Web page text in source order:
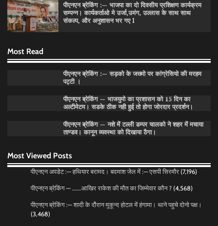
पीएनएन ब्रेकिंग :— भाजपा का दो दिवसीय प्रशिक्षण कार्यक्रम
सम्पन्न। कार्यकर्ताओ मे उर्जा,उमंग, उल्लास के साथ साथ
संकल्प, और अनुशासन भर गए l
Most Read
पीएनएन ब्रेकिंग :— सड़को के जख्मो पर कांग्रेसियो की मरहम
पट्टी ।
पीएनएन ब्रेकिंग — भाजयुमो का प्रशासन को 15 दिन का
अल्टीमेटम। सडके ठीक नही हुई तो होगा जोरदार प्रदर्शन।
पीएनएन ब्रेकिंग — नशे में टल्ली डम्पर चालको ने शहर में मचाया
ताण्डव। कानून व्यवस्था को दिखाया ठैगा।
Most Viewed Posts
पीएनएन अपडेट :— हथियार बरामद। बदमाश जेल में :— एसपी सिरमौर (7,196)
पीएनएन ब्रेकिंग — …….आखिर राकेश की मौत का जिम्मेवार कौन ? (4,568)
पीएनएन ब्रेकिंग :— शादी के दोैरान मुकून्द होटल में हंगामा। थाने पहुचे दोनो पक्ष।
(3,468)
पीएनएन ब्रेकिंग :— वार्ड नम्बर 11 —— थोथे वादे, झूठी
पीएनएन ब्रेकिंग:— वार्ड नम्बर 7 में भाजपा प्रत्याषी की हवांइंया
उडा दी रविन्द्रपाल खुराना ने।
Pitamahnews May 15, 2026 0
पीएनएन ब्रेकिंग :— राष्ट्रीय स्तर पर नाम रोशन किया मिशन
Pitamahnews
पीएनएन ब्रेकिंग — फर्जी वोटो के आधार हो रहे पांवटा में निकाय
चुनाव। फर्जी वोटो की भरमार।प्रशासन चौकन्ना । शिकायतो
की भरमार।